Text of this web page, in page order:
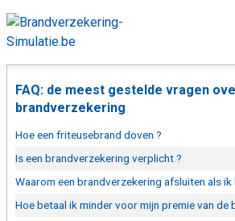
FAQ: de meest gestelde vragen
brandverzekering
Hoe een friteusebrand doven ?
Is een brandverzekering verplicht ?
Waarom een brandverzekering afsluiten als ik
Hoe betaal ik minder voor mijn premie van de